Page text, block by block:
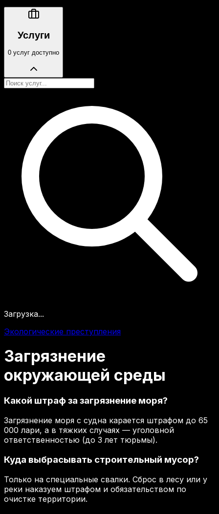
Услуги
0 услуг доступно
Загрузка...
Экологические преступления
Загрязнение
окружающей среды
Какой штраф за загрязнение моря?
Загрязнение моря с судна карается штрафом до 65
000 лари, а в тяжких случаях — уголовной
ответственностью (до 3 лет тюрьмы).
Куда выбрасывать строительный мусор?
Только на специальные свалки. Сброс в лесу или у
реки наказуем штрафом и обязательством по
очистке территории.